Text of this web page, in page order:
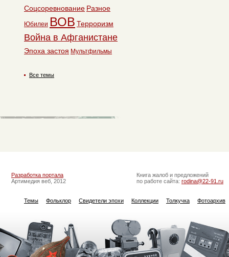
Соцсоревнование Разное
Юбилеи ВОВ Терроризм
Война в Афганистане
Эпоха застоя Мультфильмы
Все темы
Разработка портала
Артимедия веб, 2012
Книга жалоб и предложений
по работе сайта: rodina@22-91.ru
Темы Фольклор Свидетели эпохи Коллекции Толкучка Фотоархив